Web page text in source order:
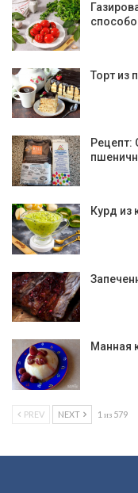
Торт из
Курд из
Манная
PREV NEXT 1 из 579